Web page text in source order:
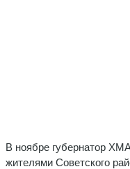
В ноябре губернатор
жителями Советского